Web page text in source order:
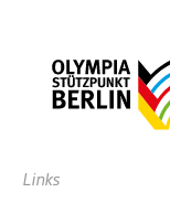
Links